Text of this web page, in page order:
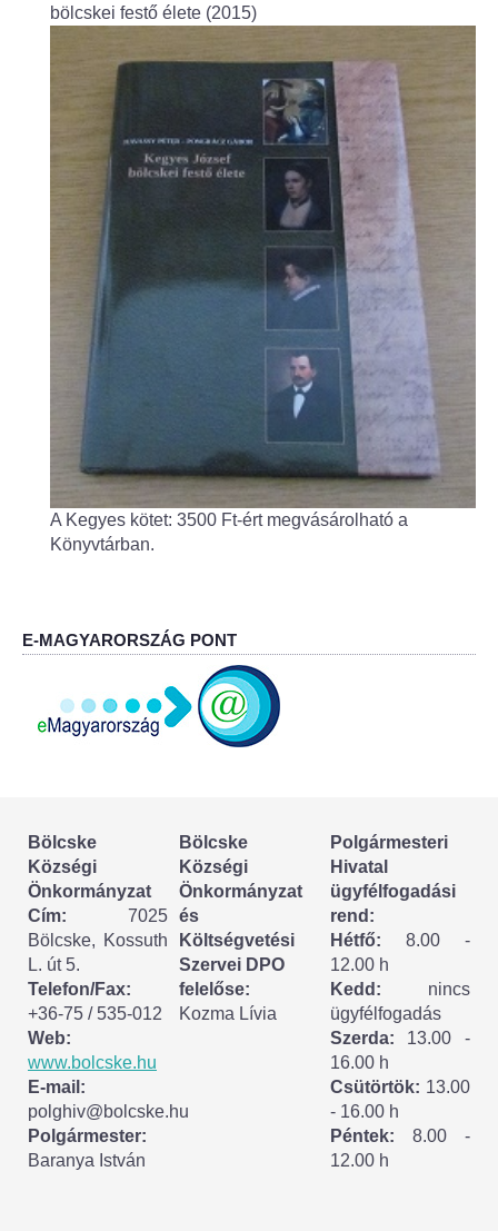
Óvodakert
Egészségügy
Háziorvos
Fogorvos
Védőnői szolgálat
Központi orvosi ügyelet
Alapszolgáltatási Központ
Kultúra
IKSZT - Integrált Közösségi és Szolgáltató Tér
Könyvtár
Rákóczi Mozi
ESEMÉNYEK
TESTVÉRTELEPÜLÉSÜNK:
CSÍKSZÉPVÍZ
VÁLASZTÁSI INFORMÁCIÓK
Választási szervek
Választási ügyintézés
2024. évi általános választások
bölcskei festő élete (2015)
A Kegyes kötet: 3500 Ft-ért megvásárolható a
Könyvtárban.
E-MAGYARORSZÁG PONT
Bölcske
Községi
Önkormányzat
Cím: 7025
Bölcske, Kossuth
L. út 5.
Telefon/Fax:
+36-75 / 535-012
Web:
www.bolcske.hu
E-mail:
polghiv@bolcske.hu
Polgármester:
Baranya István
Bölcske
Községi
Önkormányzat
és
Költségvetési
Szervei DPO
felelőse:
Kozma Lívia
Polgármesteri
Hivatal
ügyfélfogadási
rend:
Hétfő: 8.00 -
12.00 h
Kedd: nincs
ügyfélfogadás
Szerda: 13.00 -
16.00 h
Csütörtök: 13.00
- 16.00 h
Péntek: 8.00 -
12.00 h